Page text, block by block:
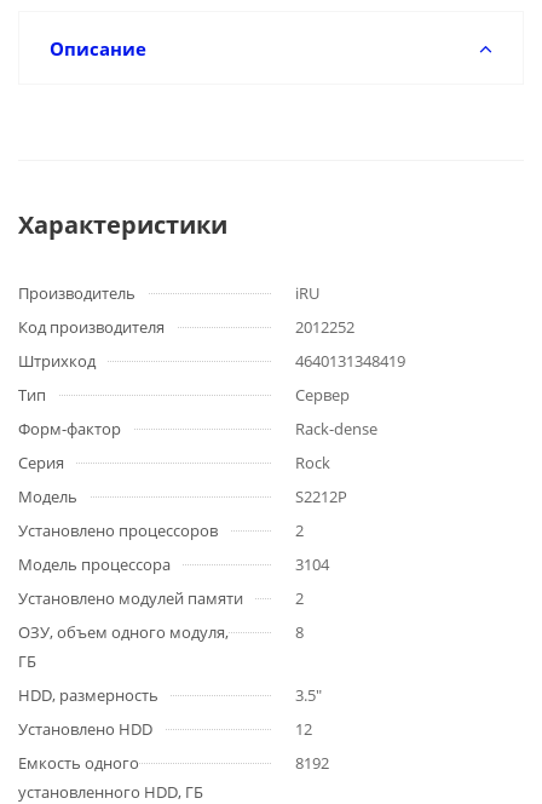
Описание
Характеристики
Производитель
iRU
Код производителя
2012252
Штрихкод
4640131348419
Тип
Сервер
Форм-фактор
Rack-dense
Серия
Rock
Модель
S2212P
Установлено процессоров
2
Модель процессора
3104
Установлено модулей памяти
2
ОЗУ, объем одного модуля,
ГБ
8
HDD, размерность
3.5"
Установлено HDD
12
Емкость одного
установленного HDD, ГБ
8192